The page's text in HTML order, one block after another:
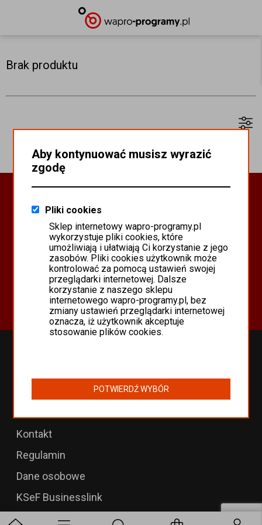
Brak produktu
PROGRAMY WAPRO ERP
PROGRAMY MISTRAL
SYSTEM SCANMAG
Oferta
Programy Asseco WAPRO
Odnowienia 365 i aktualizacje
Programy WAPRO
Kontakt
Regulamin
Dane osobowe
KSeF Businesslink
Aby kontynuować musisz wyrazić
zgodę
Pliki cookies
Sklep internetowy wapro-programy.pl
wykorzystuje pliki cookies, które
umożliwiają i ułatwiają Ci korzystanie z jego
zasobów. Pliki cookies użytkownik może
kontrolować za pomocą ustawień swojej
przeglądarki internetowej. Dalsze
korzystanie z naszego sklepu
internetowego wapro-programy.pl, bez
zmiany ustawień przeglądarki internetowej
oznacza, iż użytkownik akceptuje
stosowanie plików cookies.
POTWIERDŹ WYBÓR